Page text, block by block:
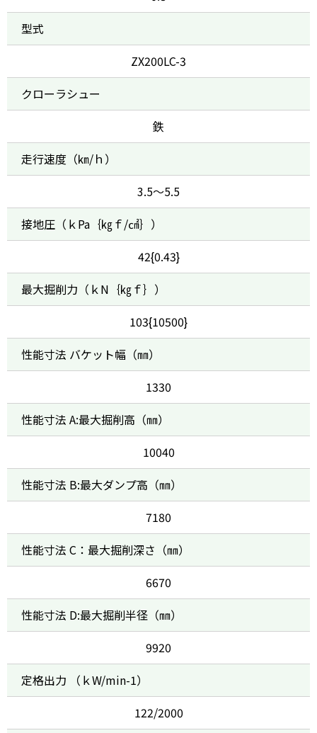
型式
ZX200LC-3
クローラシュー
鉄
走行速度（㎞/ｈ）
3.5～5.5
接地圧（ｋPa｛㎏ｆ/㎠｝）
42{0.43}
最大掘削力（ｋN｛㎏ｆ｝）
103{10500}
性能寸法 バケット幅（㎜）
1330
性能寸法 A:最大掘削高（㎜）
10040
性能寸法 B:最大ダンプ高（㎜）
7180
性能寸法 C：最大掘削深さ（㎜）
6670
性能寸法 D:最大掘削半径（㎜）
9920
定格出力 （ｋW/min-1）
122/2000